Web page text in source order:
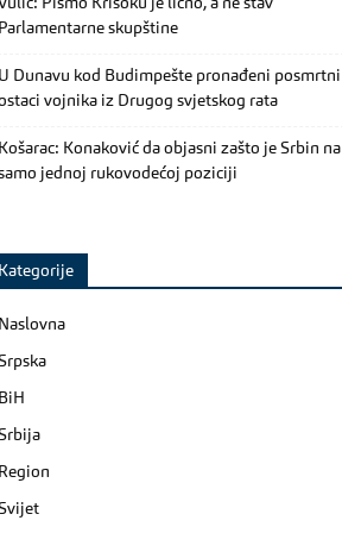
Pismo Krišoku je lično, a ne stav
skupštine
Dunavu kod Budimpešte pronađeni posmrtni
vojnika iz Drugog svjetskog rata
Konaković da objasni zašto je Srbin na
jednoj rukovodećoj poziciji